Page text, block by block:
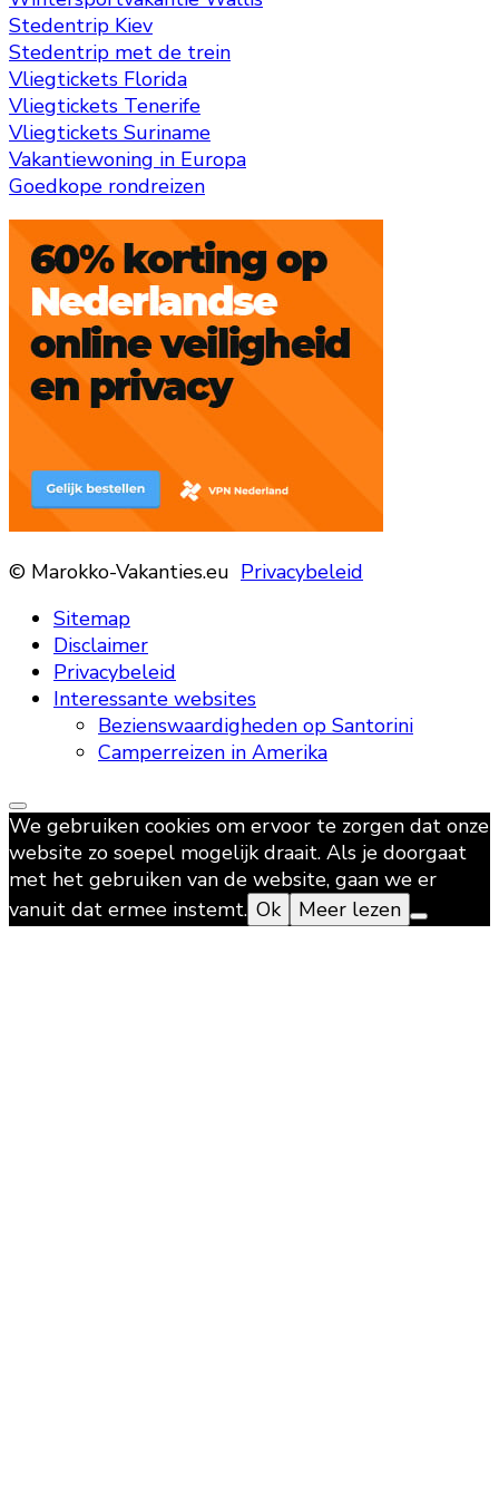
Stedentrip Kiev
Stedentrip met de trein
Vliegtickets Florida
Vliegtickets Tenerife
Vliegtickets Suriname
Vakantiewoning in Europa
Goedkope rondreizen
© Marokko-Vakanties.eu Privacybeleid
Sitemap
Disclaimer
Privacybeleid
Interessante websites
Bezienswaardigheden op Santorini
Camperreizen in Amerika
We gebruiken cookies om ervoor te zorgen dat onze
website zo soepel mogelijk draait. Als je doorgaat
met het gebruiken van de website, gaan we er
vanuit dat ermee instemt. Ok Meer lezen